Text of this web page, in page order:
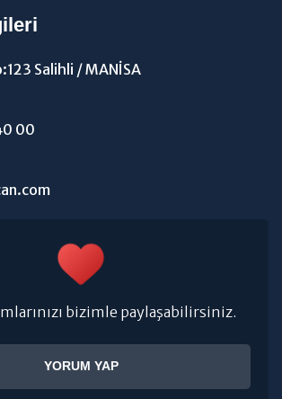
Salihli / MANİSA
00
bizimle paylaşabilirsiniz.
YORUM YAP